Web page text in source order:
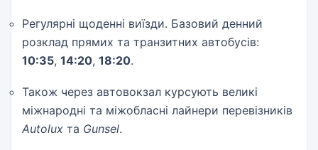
Регулярні щоденні виїзди. Базовий денний
розклад прямих та транзитних автобусів:
10:35, 14:20, 18:20.
Також через автовокзал курсують великі
міжнародні та міжобласні лайнери перевізників
Autolux та Gunsel.